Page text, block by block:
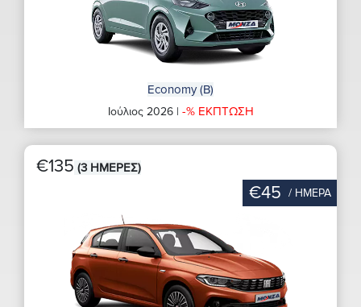
Economy (B)
Ιούλιος 2026 | -% ΕΚΠΤΩΣΗ
€135 (3 ΗΜΕΡΕΣ)
€45 / ΗΜΕΡΑ